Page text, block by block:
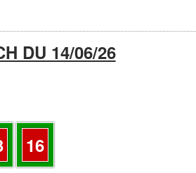
DU 14/06/26
16